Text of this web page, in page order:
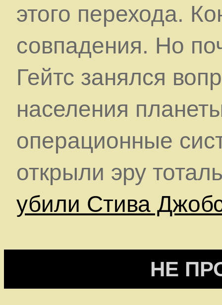
этого перехода.
совпадения. Но
Гейтс занялся
населения
операционные
открыли эру
убили Стива
НЕ